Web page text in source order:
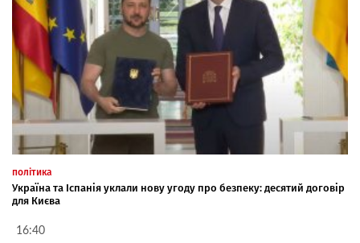
політика
Україна та Іспанія уклали нову угоду про безпеку: десятий договір
для Києва
16:40